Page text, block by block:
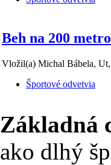
Beh na 200
Vložil(a) Michal Bábela,
Športové odvetvia
Základná
ako dlhý